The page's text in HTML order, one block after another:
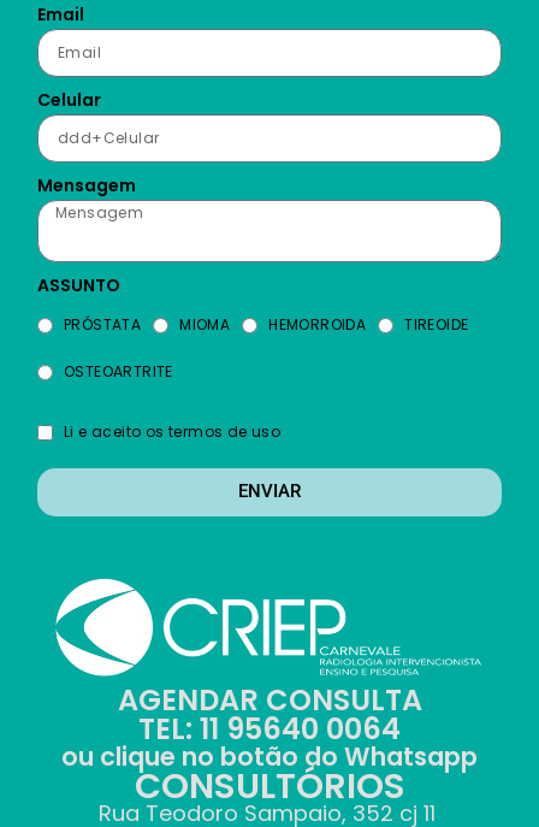
Email
Celular
Mensagem
ASSUNTO
PRÓSTATA MIOMA HEMORROIDA TIREOIDE
OSTEOARTRITE
Li e aceito os termos de uso
ENVIAR
AGENDAR CONSULTA
TEL: 11 95640 0064
ou clique no botão do Whatsapp
CONSULTÓRIOS
Rua Teodoro Sampaio, 352 cj 11